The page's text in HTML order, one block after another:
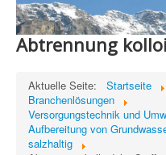
Startseite (Übersicht)
Arbeitsgebiete
Technologien
Information
Produkte & Services
Abtrennung
Aktuelle Seite: Startseite
Branchenlösungen
Versorgungstechnik und
Aufbereitung von
salzhaltig